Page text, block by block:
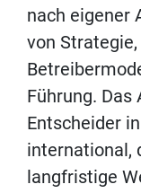
nach eigener
von
Führung.
Entscheider
international,
langfristige